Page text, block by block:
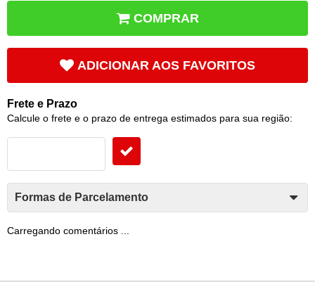
COMPRAR
ADICIONAR AOS FAVORITOS
Frete e Prazo
Calcule o frete e o prazo de entrega estimados para sua região:
Formas de Parcelamento
Carregando comentários ...